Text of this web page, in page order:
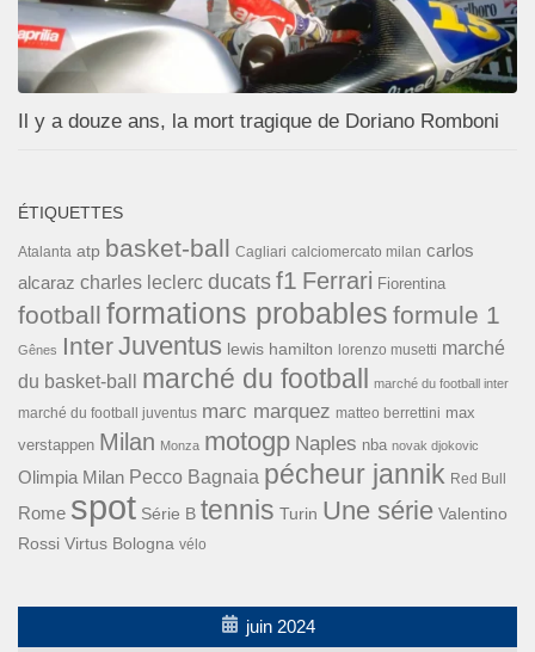
Il y a douze ans, la mort tragique de Doriano Romboni
ÉTIQUETTES
Atalanta atp basket-ball Cagliari calciomercato milan carlos
alcaraz charles leclerc ducats f1 Ferrari Fiorentina
football formations probables formule 1
Gênes InterJuventus lewis hamilton lorenzo musetti marché
du basket-ball
marché du football marché du football inter
marché du football juventus marc marquez matteo berrettini max
verstappen Milan Monza motogp Naples nba novak djokovic
Olimpia Milan Pecco Bagnaia pécheur jannik Red Bull
Rome spot Série B tennis Turin Une série Valentino
Rossi Virtus Bologna vélo
juin 2024